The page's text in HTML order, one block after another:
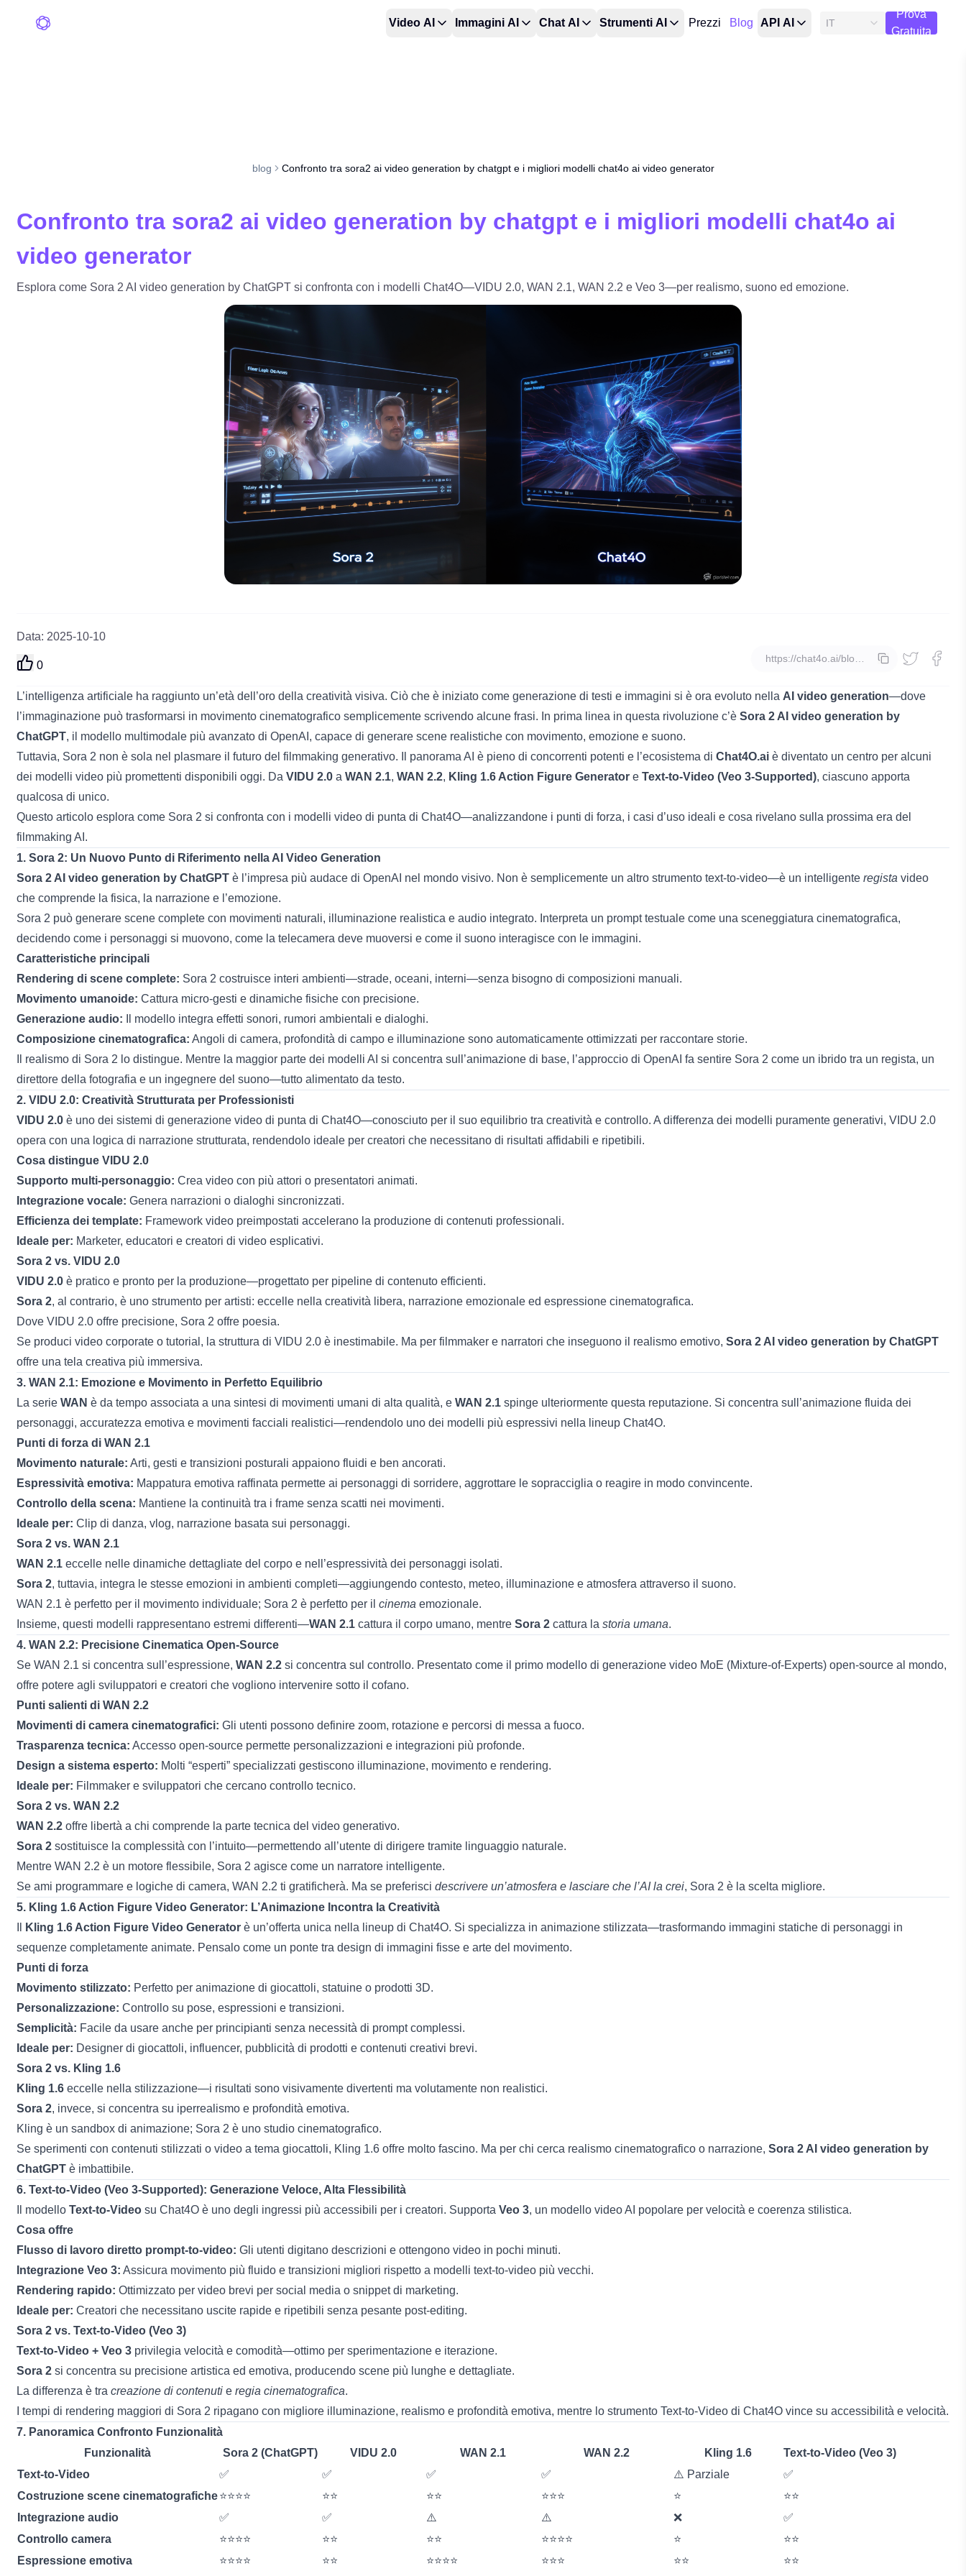
Video AI Immagini AI Chat AI Strumenti AI Prezzi Blog API AI IT
Prova
Gratuita
blog Confronto tra sora2 ai video generation by chatgpt e i migliori modelli chat4o ai video generator
Confronto tra sora2 ai video generation by chatgpt e i migliori modelli chat4o ai
video generator
Esplora come Sora 2 AI video generation by ChatGPT si confronta con i modelli Chat4O—VIDU 2.0, WAN 2.1, WAN 2.2 e Veo 3—per realismo, suono ed emozione.
Data: 2025-10-10
0 copia
L’intelligenza artificiale ha raggiunto un’età dell’oro della creatività visiva. Ciò che è iniziato come generazione di testi e immagini si è ora evoluto nella AI video generation—dove
l’immaginazione può trasformarsi in movimento cinematografico semplicemente scrivendo alcune frasi. In prima linea in questa rivoluzione c’è Sora 2 AI video generation by
ChatGPT, il modello multimodale più avanzato di OpenAI, capace di generare scene realistiche con movimento, emozione e suono.
Tuttavia, Sora 2 non è sola nel plasmare il futuro del filmmaking generativo. Il panorama AI è pieno di concorrenti potenti e l’ecosistema di Chat4O.ai è diventato un centro per alcuni
dei modelli video più promettenti disponibili oggi. Da VIDU 2.0 a WAN 2.1, WAN 2.2, Kling 1.6 Action Figure Generator e Text-to-Video (Veo 3-Supported), ciascuno apporta
qualcosa di unico.
Questo articolo esplora come Sora 2 si confronta con i modelli video di punta di Chat4O—analizzandone i punti di forza, i casi d’uso ideali e cosa rivelano sulla prossima era del
filmmaking AI.
1. Sora 2: Un Nuovo Punto di Riferimento nella AI Video Generation
Sora 2 AI video generation by ChatGPT è l’impresa più audace di OpenAI nel mondo visivo. Non è semplicemente un altro strumento text-to-video—è un intelligente regista video
che comprende la fisica, la narrazione e l’emozione.
Sora 2 può generare scene complete con movimenti naturali, illuminazione realistica e audio integrato. Interpreta un prompt testuale come una sceneggiatura cinematografica,
decidendo come i personaggi si muovono, come la telecamera deve muoversi e come il suono interagisce con le immagini.
Caratteristiche principali
Rendering di scene complete: Sora 2 costruisce interi ambienti—strade, oceani, interni—senza bisogno di composizioni manuali.
Movimento umanoide: Cattura micro-gesti e dinamiche fisiche con precisione.
Generazione audio: Il modello integra effetti sonori, rumori ambientali e dialoghi.
Composizione cinematografica: Angoli di camera, profondità di campo e illuminazione sono automaticamente ottimizzati per raccontare storie.
Il realismo di Sora 2 lo distingue. Mentre la maggior parte dei modelli AI si concentra sull’animazione di base, l’approccio di OpenAI fa sentire Sora 2 come un ibrido tra un regista, un
direttore della fotografia e un ingegnere del suono—tutto alimentato da testo.
2. VIDU 2.0: Creatività Strutturata per Professionisti
VIDU 2.0 è uno dei sistemi di generazione video di punta di Chat4O—conosciuto per il suo equilibrio tra creatività e controllo. A differenza dei modelli puramente generativi, VIDU 2.0
opera con una logica di narrazione strutturata, rendendolo ideale per creatori che necessitano di risultati affidabili e ripetibili.
Cosa distingue VIDU 2.0
Supporto multi-personaggio: Crea video con più attori o presentatori animati.
Integrazione vocale: Genera narrazioni o dialoghi sincronizzati.
Efficienza dei template: Framework video preimpostati accelerano la produzione di contenuti professionali.
Ideale per: Marketer, educatori e creatori di video esplicativi.
Sora 2 vs. VIDU 2.0
VIDU 2.0 è pratico e pronto per la produzione—progettato per pipeline di contenuto efficienti.
Sora 2, al contrario, è uno strumento per artisti: eccelle nella creatività libera, narrazione emozionale ed espressione cinematografica.
Dove VIDU 2.0 offre precisione, Sora 2 offre poesia.
Se produci video corporate o tutorial, la struttura di VIDU 2.0 è inestimabile. Ma per filmmaker e narratori che inseguono il realismo emotivo, Sora 2 AI video generation by ChatGPT
offre una tela creativa più immersiva.
3. WAN 2.1: Emozione e Movimento in Perfetto Equilibrio
La serie WAN è da tempo associata a una sintesi di movimenti umani di alta qualità, e WAN 2.1 spinge ulteriormente questa reputazione. Si concentra sull’animazione fluida dei
personaggi, accuratezza emotiva e movimenti facciali realistici—rendendolo uno dei modelli più espressivi nella lineup Chat4O.
Punti di forza di WAN 2.1
Movimento naturale: Arti, gesti e transizioni posturali appaiono fluidi e ben ancorati.
Espressività emotiva: Mappatura emotiva raffinata permette ai personaggi di sorridere, aggrottare le sopracciglia o reagire in modo convincente.
Controllo della scena: Mantiene la continuità tra i frame senza scatti nei movimenti.
Ideale per: Clip di danza, vlog, narrazione basata sui personaggi.
Sora 2 vs. WAN 2.1
WAN 2.1 eccelle nelle dinamiche dettagliate del corpo e nell’espressività dei personaggi isolati.
Sora 2, tuttavia, integra le stesse emozioni in ambienti completi—aggiungendo contesto, meteo, illuminazione e atmosfera attraverso il suono.
WAN 2.1 è perfetto per il movimento individuale; Sora 2 è perfetto per il cinema emozionale.
Insieme, questi modelli rappresentano estremi differenti—WAN 2.1 cattura il corpo umano, mentre Sora 2 cattura la storia umana.
4. WAN 2.2: Precisione Cinematica Open-Source
Se WAN 2.1 si concentra sull’espressione, WAN 2.2 si concentra sul controllo. Presentato come il primo modello di generazione video MoE (Mixture-of-Experts) open-source al mondo,
offre potere agli sviluppatori e creatori che vogliono intervenire sotto il cofano.
Punti salienti di WAN 2.2
Movimenti di camera cinematografici: Gli utenti possono definire zoom, rotazione e percorsi di messa a fuoco.
Trasparenza tecnica: Accesso open-source permette personalizzazioni e integrazioni più profonde.
Design a sistema esperto: Molti “esperti” specializzati gestiscono illuminazione, movimento e rendering.
Ideale per: Filmmaker e sviluppatori che cercano controllo tecnico.
Sora 2 vs. WAN 2.2
WAN 2.2 offre libertà a chi comprende la parte tecnica del video generativo.
Sora 2 sostituisce la complessità con l’intuito—permettendo all’utente di dirigere tramite linguaggio naturale.
Mentre WAN 2.2 è un motore flessibile, Sora 2 agisce come un narratore intelligente.
Se ami programmare e logiche di camera, WAN 2.2 ti gratificherà. Ma se preferisci descrivere un’atmosfera e lasciare che l’AI la crei, Sora 2 è la scelta migliore.
5. Kling 1.6 Action Figure Video Generator: L’Animazione Incontra la Creatività
Kling 1.6 Action Figure Video Generator è un’offerta unica nella lineup di Chat4O. Si specializza in animazione stilizzata—trasformando immagini statiche di personaggi in
sequenze completamente animate. Pensalo come un ponte tra design di immagini fisse e arte del movimento.
Punti di forza
Movimento stilizzato: Perfetto per animazione di giocattoli, statuine o prodotti 3D.
Personalizzazione: Controllo su pose, espressioni e transizioni.
Semplicità: Facile da usare anche per principianti senza necessità di prompt complessi.
Ideale per: Designer di giocattoli, influencer, pubblicità di prodotti e contenuti creativi brevi.
Sora 2 vs. Kling 1.6
Kling 1.6 eccelle nella stilizzazione—i risultati sono visivamente divertenti ma volutamente non realistici.
Sora 2, invece, si concentra su iperrealismo e profondità emotiva.
Kling è un sandbox di animazione; Sora 2 è uno studio cinematografico.
Se sperimenti con contenuti stilizzati o video a tema giocattoli, Kling 1.6 offre molto fascino. Ma per chi cerca realismo cinematografico o narrazione, Sora 2 AI video generation by
ChatGPT è imbattibile.
6. Text-to-Video (Veo 3-Supported): Generazione Veloce, Alta Flessibilità
Il modello Text-to-Video su Chat4O è uno degli ingressi più accessibili per i creatori. Supporta Veo 3, un modello video AI popolare per velocità e coerenza stilistica.
Cosa offre
Flusso di lavoro diretto prompt-to-video: Gli utenti digitano descrizioni e ottengono video in pochi minuti.
Integrazione Veo 3: Assicura movimento più fluido e transizioni migliori rispetto a modelli text-to-video più vecchi.
Rendering rapido: Ottimizzato per video brevi per social media o snippet di marketing.
Ideale per: Creatori che necessitano uscite rapide e ripetibili senza pesante post-editing.
Sora 2 vs. Text-to-Video (Veo 3)
Text-to-Video + Veo 3 privilegia velocità e comodità—ottimo per sperimentazione e iterazione.
Sora 2 si concentra su precisione artistica ed emotiva, producendo scene più lunghe e dettagliate.
La differenza è tra creazione di contenuti e regia cinematografica.
I tempi di rendering maggiori di Sora 2 ripagano con migliore illuminazione, realismo e profondità emotiva, mentre lo strumento Text-to-Video di Chat4O vince su accessibilità e velocità.
7. Panoramica Confronto Funzionalità
Funzionalità
Sora 2 (ChatGPT) VIDU 2.0 WAN 2.1 WAN 2.2 Kling 1.6
Text-to-Video (Veo 3)
Text-to-Video
✅ ✅ ✅ ✅ ⚠️ Parziale
✅
Costruzione scene cinematografiche⭐⭐⭐⭐ ⭐⭐ ⭐⭐ ⭐⭐⭐ ⭐
⭐⭐
Integrazione audio
✅ ✅ ⚠️ ⚠️ ❌
✅
Controllo camera
⭐⭐⭐⭐ ⭐⭐ ⭐⭐ ⭐⭐⭐⭐ ⭐
⭐⭐
Espressione emotiva
⭐⭐⭐⭐ ⭐⭐ ⭐⭐⭐⭐ ⭐⭐⭐ ⭐⭐
⭐⭐